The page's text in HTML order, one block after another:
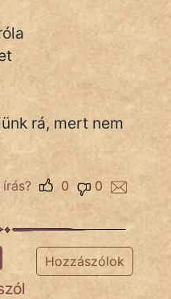
rá, mert nem
0
0
Hozzászólok